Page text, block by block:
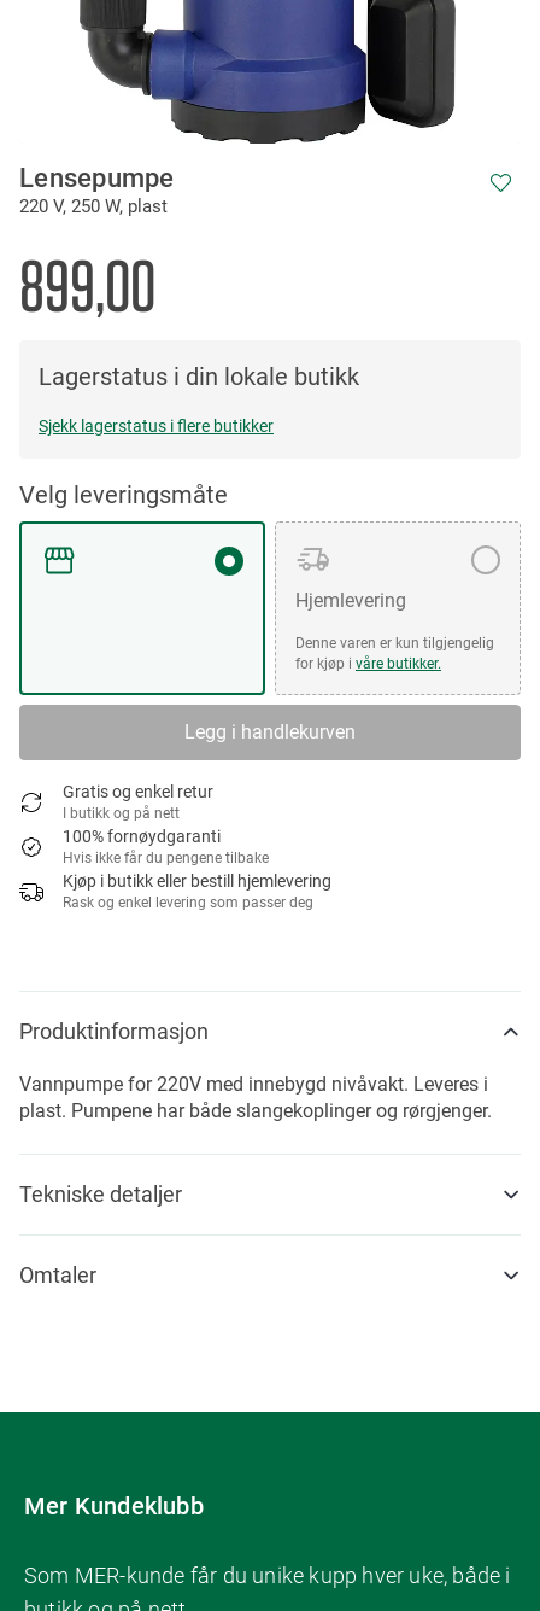
Lensepumpe
220 V, 250 W, plast
899,00
Lagerstatus i din lokale butikk
Sjekk lagerstatus i flere butikker
Velg leveringsmåte
Hjemlevering
Denne varen er kun tilgjengelig
for kjøp i våre butikker.
Legg i handlekurven
Gratis og enkel retur
I butikk og på nett
100% fornøydgaranti
Hvis ikke får du pengene tilbake
Kjøp i butikk eller bestill hjemlevering
Rask og enkel levering som passer deg
to
the
of
the
images
Produktinformasjon
Vannpumpe for 220V med innebygd nivåvakt. Leveres i
plast. Pumpene har både slangekoplinger og rørgjenger.
Tekniske detaljer
Omtaler
Mer Kundeklubb
Som MER-kunde får du unike kupp hver uke, både i